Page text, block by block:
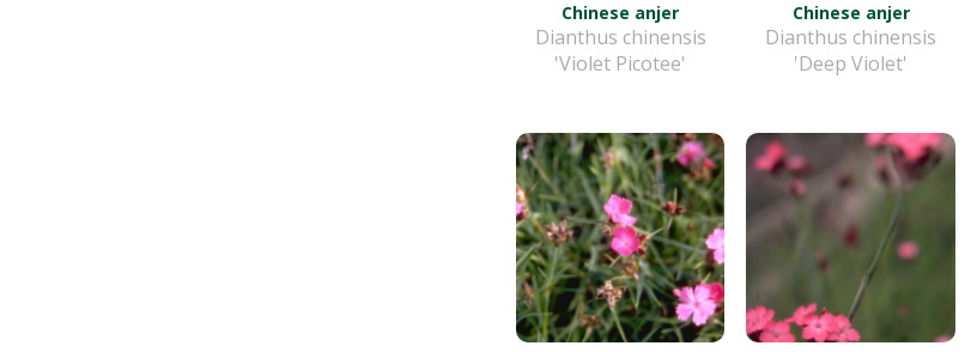
Chinese anjer
Dianthus chinensis
'Violet Picotee'
Chinese anjer
Dianthus chinensis
'Deep Violet'